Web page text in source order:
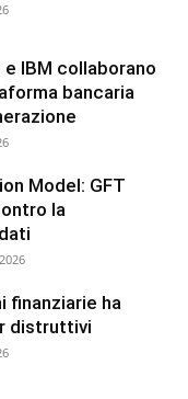
IBM collaborano
bancaria
Model: GFT
la
finanziarie ha
distruttivi